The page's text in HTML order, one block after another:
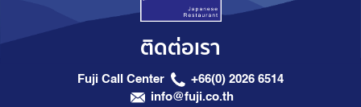
ติดต่อเรา
Fuji Call Center
+66(0) 2026 6514
info@fuji.co.th